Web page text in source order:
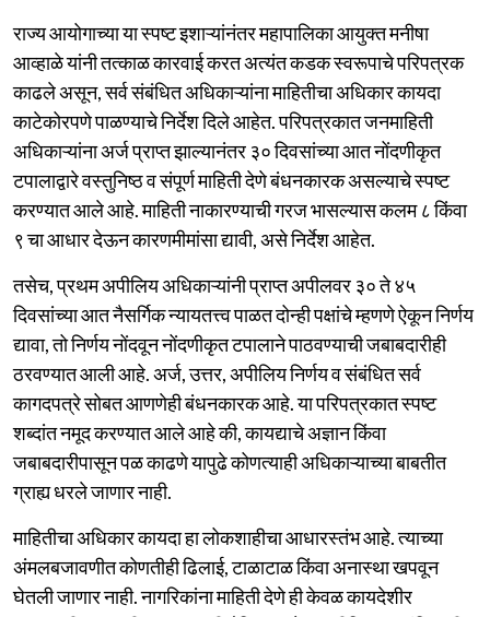
राज्य आयोगाच्या या स्पष्ट इशाऱ्यांनंतर महापालिका आयुक्त मनीषा
आव्हाळे यांनी तत्काळ कारवाई करत अत्यंत कडक स्वरूपाचे परिपत्रक
काढले असून, सर्व संबंधित अधिकाऱ्यांना माहितीचा अधिकार कायदा
काटेकोरपणे पाळण्याचे निर्देश दिले आहेत. परिपत्रकात जनमाहिती
अधिकाऱ्यांना अर्ज प्राप्त झाल्यानंतर ३० दिवसांच्या आत नोंदणीकृत
टपालाद्वारे वस्तुनिष्ठ व संपूर्ण माहिती देणे बंधनकारक असल्याचे स्पष्ट
करण्यात आले आहे. माहिती नाकारण्याची गरज भासल्यास कलम ८ किंवा
९ चा आधार देऊन कारणमीमांसा द्यावी, असे निर्देश आहेत.
तसेच, प्रथम अपीलिय अधिकाऱ्यांनी प्राप्त अपीलवर ३० ते ४५
दिवसांच्या आत नैसर्गिक न्यायतत्त्व पाळत दोन्ही पक्षांचे म्हणणे ऐकून निर्णय
द्यावा, तो निर्णय नोंदवून नोंदणीकृत टपालाने पाठवण्याची जबाबदारीही
ठरवण्यात आली आहे. अर्ज, उत्तर, अपीलिय निर्णय व संबंधित सर्व
कागदपत्रे सोबत आणणेही बंधनकारक आहे. या परिपत्रकात स्पष्ट
शब्दांत नमूद करण्यात आले आहे की, कायद्याचे अज्ञान किंवा
जबाबदारीपासून पळ काढणे यापुढे कोणत्याही अधिकाऱ्याच्या बाबतीत
ग्राह्य धरले जाणार नाही.
माहितीचा अधिकार कायदा हा लोकशाहीचा आधारस्तंभ आहे. त्याच्या
अंमलबजावणीत कोणतीही ढिलाई, टाळाटाळ किंवा अनास्था खपवून
घेतली जाणार नाही. नागरिकांना माहिती देणे ही केवळ कायदेशीर